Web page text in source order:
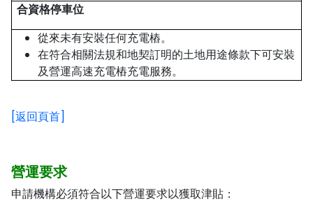
合資格停車位
從來未有安裝任何充電樁。
在符合相關法規和地契訂明的土地用途條款下可安裝
及營運高速充電樁充電服務。
[返回頁首]
營運要求
申請機構必須符合以下營運要求以獲取津貼：